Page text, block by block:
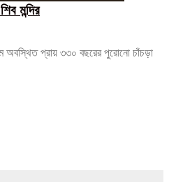
মন্দির
অবস্থিত প্রায় ৩৩০ বছরের পুরোনো চাঁচড়া